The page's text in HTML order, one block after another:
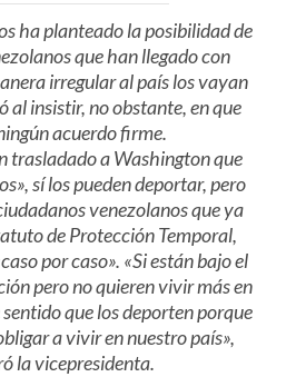
ha planteado la posibilidad de
que han llegado con
irregular al país los vayan
al insistir, no obstante, en que
acuerdo firme.
trasladado a Washington que
sí los pueden deportar, pero
venezolanos que ya
de Protección Temporal,
por caso». «Si están bajo el
pero no quieren vivir más en
que los deporten porque
a vivir en nuestro país»,
la vicepresidenta.